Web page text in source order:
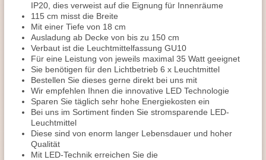
IP20, dies verweist auf die Eignung für Innenräume
115 cm misst die Breite
Mit einer Tiefe von 18 cm
Ausladung ab Decke von bis zu 150 cm
Verbaut ist die Leuchtmittelfassung GU10
Für eine Leistung von jeweils maximal 35 Watt geeignet
Sie benötigen für den Lichtbetrieb 6 x Leuchtmittel
Bestellen Sie dieses gerne direkt bei uns mit
Wir empfehlen Ihnen die innovative LED Technologie
Sparen Sie täglich sehr hohe Energiekosten ein
Bei uns im Sortiment finden Sie stromsparende LED-
Leuchtmittel
Diese sind von enorm langer Lebensdauer und hoher
Qualität
Mit LED-Technik erreichen Sie die